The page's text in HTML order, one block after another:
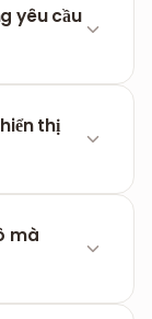
yêu cầu
mã
thị
hành
cao nhất.
mà